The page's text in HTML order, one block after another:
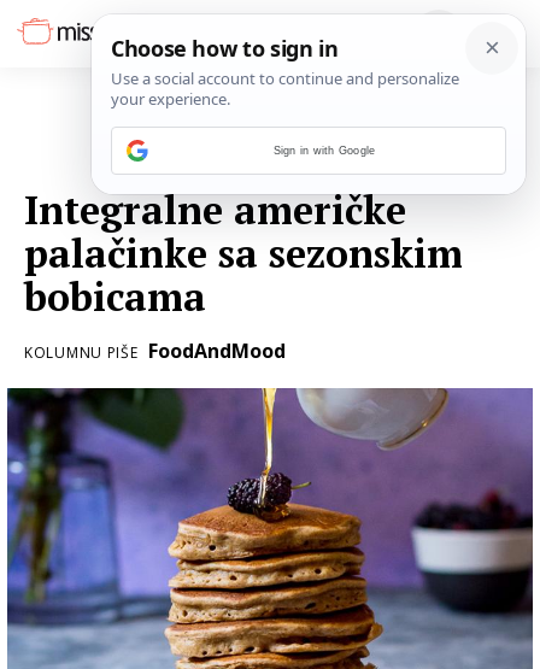
Integralne američke
palačinke sa sezonskim
bobicama
KOLUMNU PIŠE FoodAndMood
Sign in with Google